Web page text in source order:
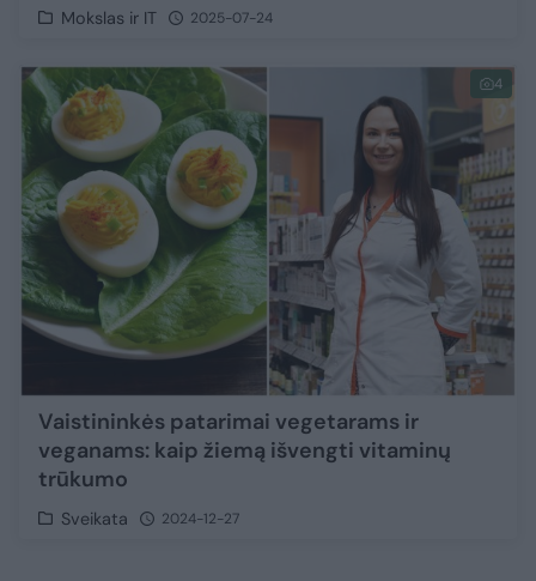
Mokslas ir IT 2025-07-24
4
Vaistininkės patarimai vegetarams ir
veganams: kaip žiemą išvengti vitaminų
trūkumo
Sveikata 2024-12-27